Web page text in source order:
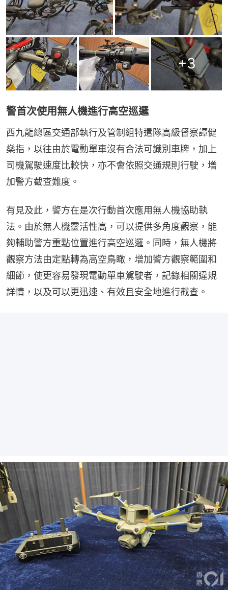
+3
警首次使用無人機進行高空巡邏
西九龍總區交通部執行及管制組特遣隊高級督察譚健
燊指，以往由於電動單車沒有合法可識別車牌，加上
司機駕駛速度比較快，亦不會依照交通規則行駛，增
加警方截查難度。
有見及此，警方在是次行動首次應用無人機協助執
法。由於無人機靈活性高，可以提供多角度觀察，能
夠輔助警方重點位置進行高空巡邏。同時，無人機將
觀察方法由定點轉為高空鳥瞰，增加警方觀察範圍和
細節，使更容易發現電動單車駕駛者，記錄相關違規
詳情，以及可以更迅速、有效且安全地進行截查。